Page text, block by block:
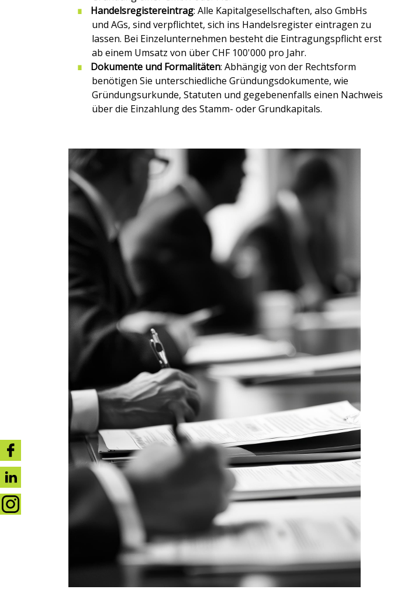
Handelsregistereintrag: Alle Kapitalgesellschaften, also GmbHs
und AGs, sind verpflichtet, sich ins Handelsregister eintragen zu
lassen. Bei Einzelunternehmen besteht die Eintragungspflicht erst
ab einem Umsatz von über CHF 100'000 pro Jahr.
Dokumente und Formalitäten: Abhängig von der Rechtsform
benötigen Sie unterschiedliche Gründungsdokumente, wie
Gründungsurkunde, Statuten und gegebenenfalls einen Nachweis
über die Einzahlung des Stamm- oder Grundkapitals.